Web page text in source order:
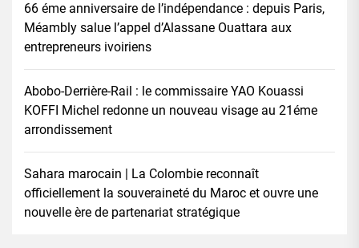
66 éme anniversaire de l’indépendance : depuis Paris,
Méambly salue l’appel d’Alassane Ouattara aux
entrepreneurs ivoiriens
Abobo-Derrière-Rail : le commissaire YAO Kouassi
KOFFI Michel redonne un nouveau visage au 21éme
arrondissement
Sahara marocain | La Colombie reconnaît
officiellement la souveraineté du Maroc et ouvre une
nouvelle ère de partenariat stratégique